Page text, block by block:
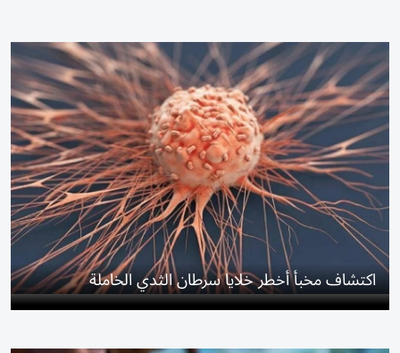
اكتشاف مخبأ أخطر خلايا سرطان الثدي الخاملة